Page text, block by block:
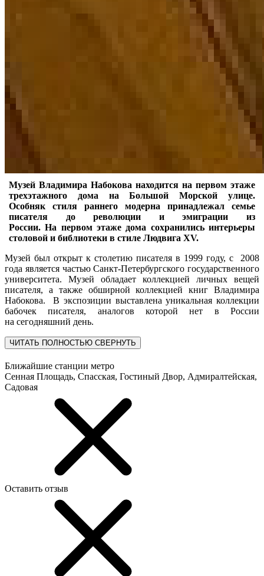
Музей Владимира Набокова находится на первом этаже
трехэтажного дома на Большой Морской улице.
Особняк стиля раннего модерна принадлежал семье
писателя до революции и эмиграции из
России. На первом этаже дома сохранились интерьеры
столовой и библиотеки в стиле Людвига XV.
Музей был открыт к столетию писателя в 1999 году, с 2008
года является частью Санкт-Петербургского государственного
университета. Музей обладает коллекцией личных вещей
писателя, а также обширной коллекцией книг Владимира
Набокова. В экспозиции выставлена уникальная коллекции
бабочек писателя, аналогов которой нет в России
на сегодняшний день.
ЧИТАТЬ ПОЛНОСТЬЮ СВЕРНУТЬ
Ближайшие станции метро
Сенная Площадь, Спасская, Гостиный Двор, Адмиралтейская,
Садовая
Оставить отзыв